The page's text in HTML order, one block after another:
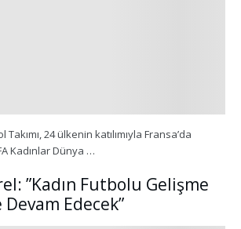
Takımı, 24 ülkenin katılımıyla Fransa’da
Kadınlar Dünya …
”Kadın Futbolu Gelişme
Edecek”